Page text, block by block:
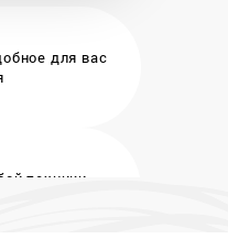
для вас
техники